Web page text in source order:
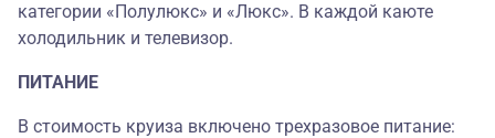
категории «Полулюкс» и «Люкс». В каждой каюте
холодильник и телевизор.
ПИТАНИЕ
В стоимость круиза включено трехразовое питание: